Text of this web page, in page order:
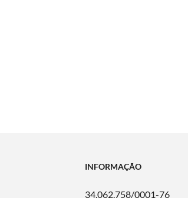
INFORMAÇÃO
34.062.758/0001-76